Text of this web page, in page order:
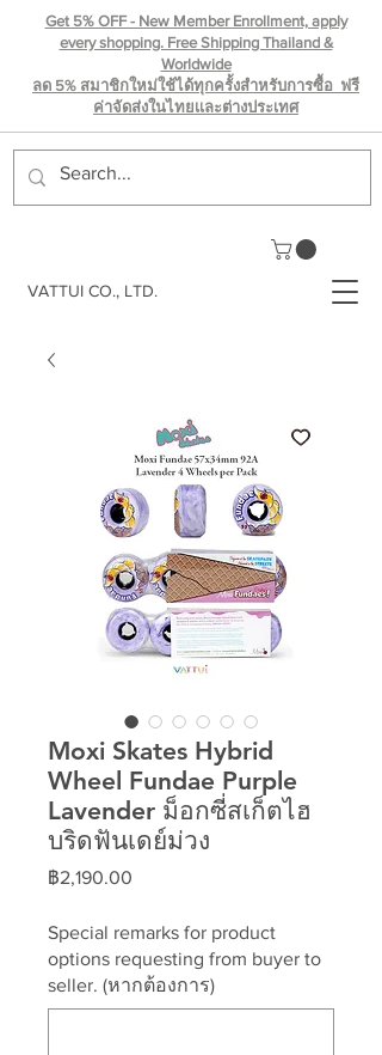
VATTUI CO., LTD.
Get 5% OFF - New Member Enrollment, apply
every shopping. Free Shipping Thailand &
Worldwide
ลด 5% สมาชิกใหม่ใช้ได้ทุกครั้งสำหรับการซื้อ ฟรี
ค่าจัดส่งในไทยเเละต่างประเทศ
Moxi Skates Hybrid
Wheel Fundae Purple
Lavender ม็อกซี่สเก็ตไฮ
บริดฟันเดย์ม่วง
฿2,190.00
Special remarks for product
options requesting from buyer to
seller. (หากต้องการ)